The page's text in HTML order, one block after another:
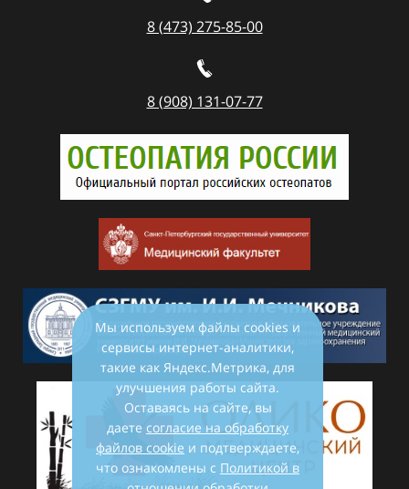
8 (473) 275-85-00
8 (908) 131-07-77
Мы используем файлы cookies и
сервисы интернет-аналитики,
такие как Яндекс.Метрика, для
улучшения работы сайта.
Оставаясь на сайте, вы
даете согласие на обработку
файлов cookie и подтверждаете,
что ознакомлены с Политикой в